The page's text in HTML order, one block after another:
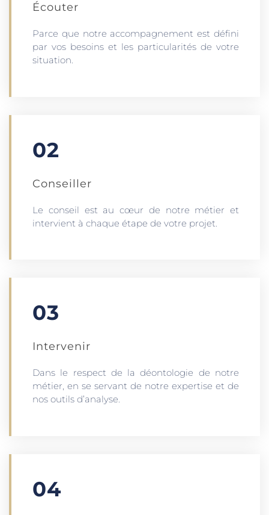
Écouter​
Parce que notre accompagnement est défini
par vos besoins et les particularités de votre
situation.
02
Conseiller
Le conseil est au cœur de notre métier et
intervient à chaque étape de votre projet.
03
Intervenir
Dans le respect de la déontologie de notre
métier, en se servant de notre expertise et de
nos outils d’analyse.
04